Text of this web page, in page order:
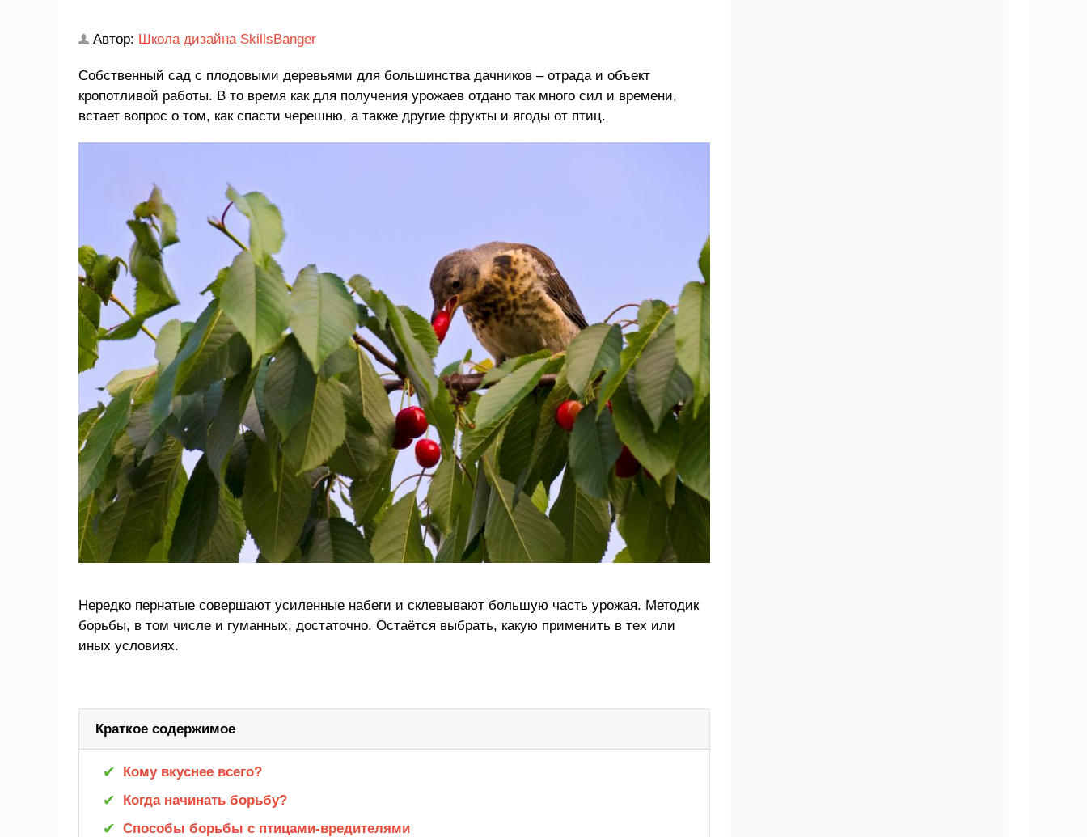
Автор: Школа дизайна SkillsBanger
Собственный сад с плодовыми деревьями для большинства дачников – отрада и объект
кропотливой работы. В то время как для получения урожаев отдано так много сил и времени,
встает вопрос о том, как спасти черешню, а также другие фрукты и ягоды от птиц.
Нередко пернатые совершают усиленные набеги и склевывают большую часть урожая. Методик
борьбы, в том числе и гуманных, достаточно. Остаётся выбрать, какую применить в тех или
иных условиях.
Краткое содержимое
Кому вкуснее всего?
Когда начинать борьбу?
Способы борьбы с птицами-вредителями